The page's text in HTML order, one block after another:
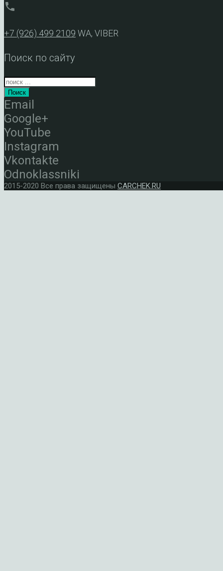
phone
+7 (926) 499 2109 WA, VIBER
Поиск по сайту
Поиск
Email
Google+
YouTube
Instagram
Vkontakte
Odnoklassniki
2015-2020 Все права защищены CARCHEK.RU